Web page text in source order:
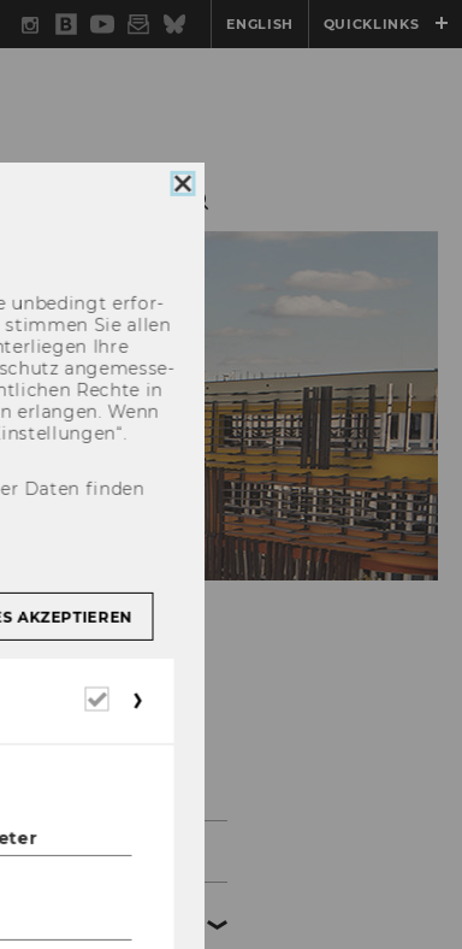
Instagram
WU
Blog
YouTube
Newsletter
BlueskyENGLISH QUICKLINKS
Programs
Tagungen
Cookie
Consent
schließen
un­be­dingt er­for­
stim­men Sie allen
Ihre
an­ge­mes­se­
Rech­te in
er­lan­gen. Wenn
Daten finden
AKZEPTIEREN
Erforderliche